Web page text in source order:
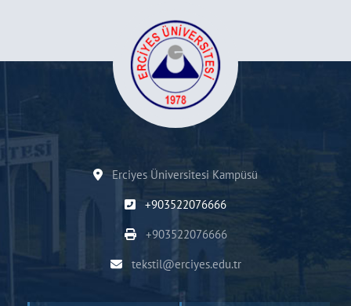
Erciyes Üniversitesi Kampüsü
+903522076666
+903522076666
tekstil@erciyes.edu.tr